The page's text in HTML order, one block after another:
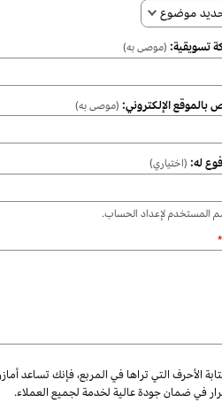
موضوع
تسويقية: (موصى به)
(موصى به)
له: (اختياري)
المستخدم لإعداد الحساب.
*
الأحرف التي تراها في المربع، فإنك تساعد
في ضمان جودة عالية لخدمة لجميع العملاء.